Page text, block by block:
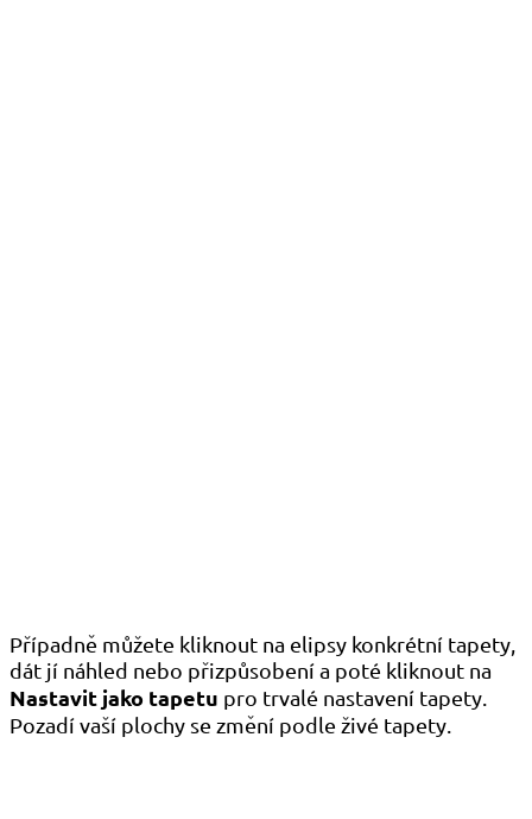
Případně můžete kliknout na elipsy konkrétní tapety,
dát jí náhled nebo přizpůsobení a poté kliknout na
Nastavit jako tapetu pro trvalé nastavení tapety.
Pozadí vaší plochy se změní podle živé tapety.